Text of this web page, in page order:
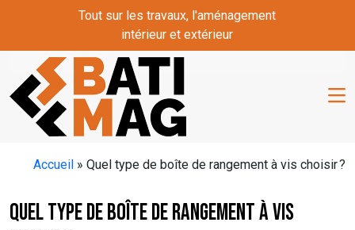
Skip to main contentTout sur les travaux, l'aménagement
intérieur et extérieur
Accueil » Quel type de boîte de rangement à vis choisir ?
Quel type de boîte de rangement à vis